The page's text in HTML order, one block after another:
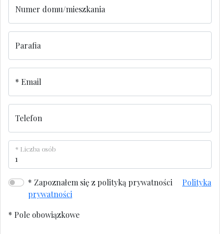
Numer domu/mieszkania
Parafia
Email
Telefon
Liczba osób
Zapoznałem się z polityką prywatności
Polityka
prywatności
* Pole obowiązkowe